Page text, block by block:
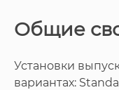
Общие
Установки
вариантах: